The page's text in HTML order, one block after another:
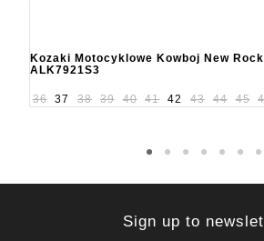
Kozaki Motocyklowe Kowboj New Rock
ALK7921S3
36 37 38 39 40 41 42 43 44 45
Sign up to